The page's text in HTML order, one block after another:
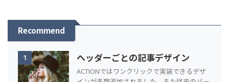
Recommend
1 ヘッダーごとの記事デザイン
ACTIONではワンクリックで実装できるデザ